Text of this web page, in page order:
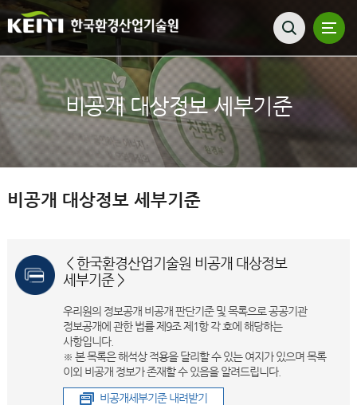
비공개 대상정보 세부기준
비공개 대상정보 세부기준
< 한국환경산업기술원 비공개 대상정보
세부기준 >
우리원의 정보공개 비공개 판단기준 및 목록으로 공공기관
정보공개에 관한 법률 제9조 제1항 각 호에 해당하는
사항입니다.
※ 본 목록은 해석상 적용을 달리할 수 있는 여지가 있으며 목록
이외 비공개 정보가 존재할 수 있음을 알려드립니다.
비공개세부기준 내려받기